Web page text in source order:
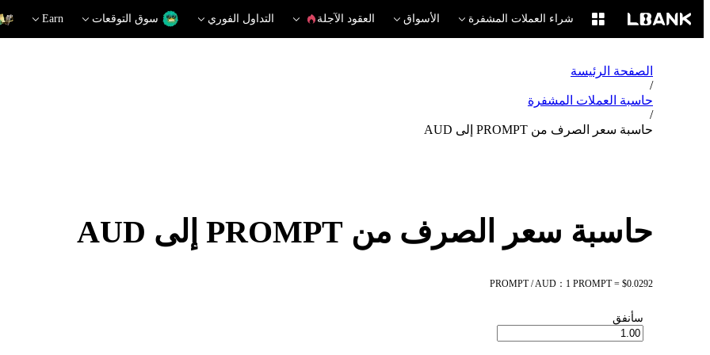
شراء العملات المشفرة الأسواق العقود الآجلة التداول الفوري سوق التوقعات Earn
الصفحة الرئيسة
/
حاسبة العملات المشفرة
/
حاسبة سعر الصرف من PROMPT إلى AUD
حاسبة سعر الصرف من PROMPT إلى AUD
PROMPT / AUD：1 PROMPT = $0.0292
سأنفق